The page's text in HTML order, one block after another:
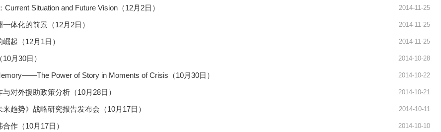
2014-11-25
Current Situation and Future Vision（12月2日）
2014-11-25
体化的前景（12月2日）
2014-11-25
起（12月1日）
2014-10-28
月30日）
2014-10-22
Power of Story in Moments of Crisis（10月30日）
2014-10-21
对外援助政策分析（10月28日）
2014-10-11
来趋势》战略研究报告发布会（10月17日）
2014-10-10
作（10月17日）